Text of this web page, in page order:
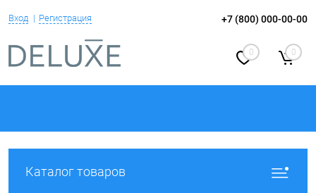
Вход Регистрация +7 (800) 000-00-00
0 0
Каталог товаров